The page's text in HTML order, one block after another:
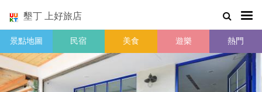
墾丁 上好旅店
景點地圖 民宿 美食 遊樂 熱門